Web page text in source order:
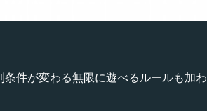
件が変わる無限に遊べるルールも加わ